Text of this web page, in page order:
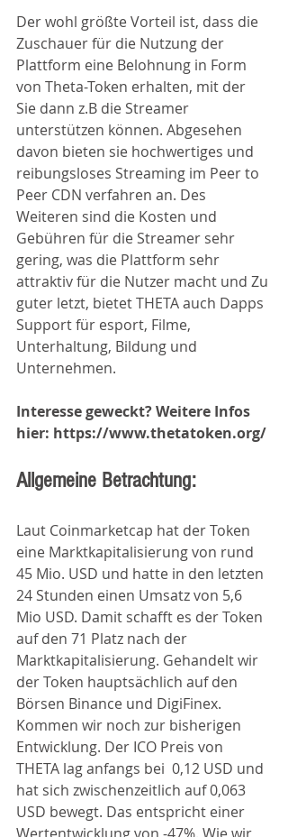
Der wohl größte Vorteil ist, dass die
Zuschauer für die Nutzung der
Plattform eine Belohnung in Form
von Theta-Token erhalten, mit der
Sie dann z.B die Streamer
unterstützen können. Abgesehen
davon bieten sie hochwertiges und
reibungsloses Streaming im Peer to
Peer CDN verfahren an. Des
Weiteren sind die Kosten und
Gebühren für die Streamer sehr
gering, was die Plattform sehr
attraktiv für die Nutzer macht und Zu
guter letzt, bietet THETA auch Dapps
Support für esport, Filme,
Unterhaltung, Bildung und
Unternehmen.
Interesse geweckt? Weitere Infos
hier: https://www.thetatoken.org/
Allgemeine Betrachtung:
Laut Coinmarketcap hat der Token
eine Marktkapitalisierung von rund
45 Mio. USD und hatte in den letzten
24 Stunden einen Umsatz von 5,6
Mio USD. Damit schafft es der Token
auf den 71 Platz nach der
Marktkapitalisierung. Gehandelt wir
der Token hauptsächlich auf den
Börsen Binance und DigiFinex.
Kommen wir noch zur bisherigen
Entwicklung. Der ICO Preis von
THETA lag anfangs bei  0,12 USD und
hat sich zwischenzeitlich auf 0,063
USD bewegt. Das entspricht einer